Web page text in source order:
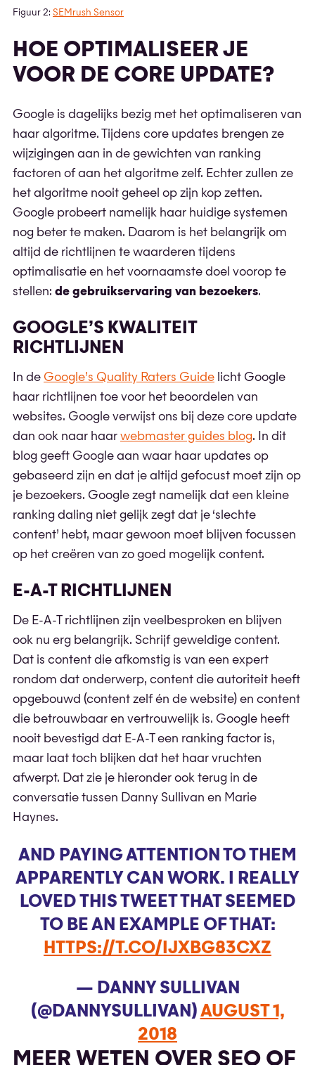
Figuur 2: SEMrush Sensor
HOE OPTIMALISEER JE
VOOR DE CORE UPDATE?
Google is dagelijks bezig met het optimaliseren van
haar algoritme. Tijdens core updates brengen ze
wijzigingen aan in de gewichten van ranking
factoren of aan het algoritme zelf. Echter zullen ze
het algoritme nooit geheel op zijn kop zetten.
Google probeert namelijk haar huidige systemen
nog beter te maken. Daarom is het belangrijk om
altijd de richtlijnen te waarderen tijdens
optimalisatie en het voornaamste doel voorop te
stellen: de gebruikservaring van bezoekers.
GOOGLE’S KWALITEIT
RICHTLIJNEN
In de Google’s Quality Raters Guide licht Google
haar richtlijnen toe voor het beoordelen van
websites. Google verwijst ons bij deze core update
dan ook naar haar webmaster guides blog. In dit
blog geeft Google aan waar haar updates op
gebaseerd zijn en dat je altijd gefocust moet zijn op
je bezoekers. Google zegt namelijk dat een kleine
ranking daling niet gelijk zegt dat je ‘slechte
content’ hebt, maar gewoon moet blijven focussen
op het creëren van zo goed mogelijk content.
E-A-T RICHTLIJNEN
De E-A-T richtlijnen zijn veelbesproken en blijven
ook nu erg belangrijk. Schrijf geweldige content.
Dat is content die afkomstig is van een expert
rondom dat onderwerp, content die autoriteit heeft
opgebouwd (content zelf én de website) en content
die betrouwbaar en vertrouwelijk is. Google heeft
nooit bevestigd dat E-A-T een ranking factor is,
maar laat toch blijken dat het haar vruchten
afwerpt. Dat zie je hieronder ook terug in de
conversatie tussen Danny Sullivan en Marie
Haynes.
AND PAYING ATTENTION TO THEM
APPARENTLY CAN WORK. I REALLY
LOVED THIS TWEET THAT SEEMED
TO BE AN EXAMPLE OF THAT:
HTTPS://T.CO/IJXBG83CXZ
— DANNY SULLIVAN
(@DANNYSULLIVAN) AUGUST 1,
2018
MEER WETEN OVER SEO OF